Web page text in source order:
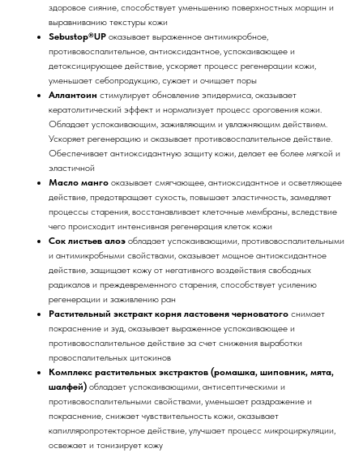
здоровое сияние, способствует уменьшению поверхностных морщин и
выравниванию текстуры кожи
Sebustop®UP оказывает выраженное антимикробное,
противовоспалительное, антиоксидантное, успокаивающее и
детоксицирующее действие, ускоряет процесс регенерации кожи,
уменьшает себопродукцию, сужает и очищает поры
Аллантоин стимулирует обновление эпидермиса, оказывает
кератолитический эффект и нормализует процесс ороговения кожи.
Обладает успокаивающим, заживляющим и увлажняющим действием.
Ускоряет регенерацию и оказывает противовоспалительное действие.
Обеспечивает антиоксидантную защиту кожи, делает ее более мягкой и
эластичной
Масло манго оказывает смягчающее, антиоксидантное и осветляющее
действие, предотвращает сухость, повышает эластичность, замедляет
процессы старения, восстанавливает клеточные мембраны, вследствие
чего происходит интенсивная регенерация клеток кожи
Сок листьев алоэ обладает успокаивающими, противовоспалительными
и антимикробными свойствами, оказывает мощное антиоксидантное
действие, защищает кожу от негативного воздействия свободных
радикалов и преждевременного старения, способствует усилению
регенерации и заживлению ран
Растительный экстракт корня ластовеня черноватого снимает
покраснение и зуд, оказывает выраженное успокаивающее и
противовоспалительное действие за счет снижения выработки
провоспалительных цитокинов
Комплекс растительных экстрактов (ромашка, шиповник, мята,
шалфей) обладает успокаивающими, антисептическими и
противовоспалительными свойствами, уменьшает раздражение и
покраснение, снижает чувствительность кожи, оказывает
капилляропротекторное действие, улучшает процесс микроциркуляции,
освежает и тонизирует кожу